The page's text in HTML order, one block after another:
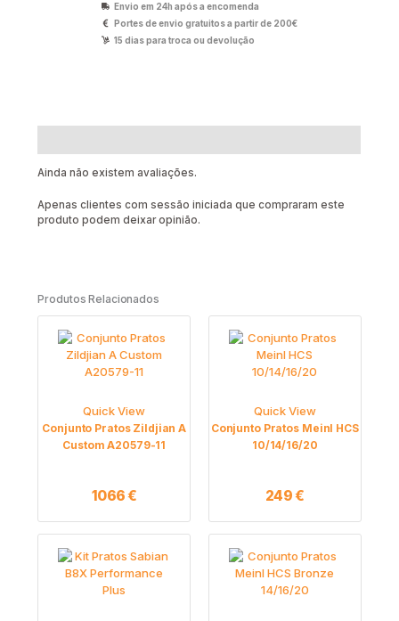
Envio em 24h após a encomenda
Portes de envio gratuitos a partir de 200€
15 dias para troca ou devolução
Ainda não existem avaliações.
Apenas clientes com sessão iniciada que compraram este
produto podem deixar opinião.
Produtos Relacionados
Quick View
Conjunto Pratos Zildjian A
Custom A20579-11
1066€
Quick View
Conjunto Pratos Meinl HCS
10/14/16/20
249€